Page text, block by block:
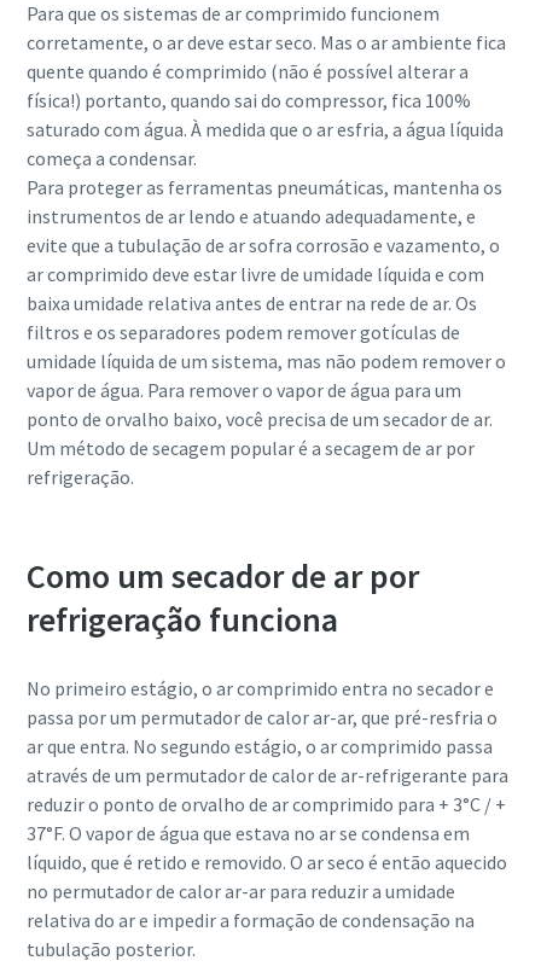
10 etapas para uma produção ecológica e mais
eficiente
Redução de carbono para produção ecológica – tudo o que
você precisa saber
Para que os sistemas de ar comprimido funcionem
corretamente, o ar deve estar seco. Mas o ar ambiente fica
quente quando é comprimido (não é possível alterar a
física!) portanto, quando sai do compressor, fica 100%
saturado com água. À medida que o ar esfria, a água líquida
começa a condensar.
Para proteger as ferramentas pneumáticas, mantenha os
instrumentos de ar lendo e atuando adequadamente, e
evite que a tubulação de ar sofra corrosão e vazamento, o
ar comprimido deve estar livre de umidade líquida e com
baixa umidade relativa antes de entrar na rede de ar. Os
filtros e os separadores podem remover gotículas de
umidade líquida de um sistema, mas não podem remover o
vapor de água. Para remover o vapor de água para um
ponto de orvalho baixo, você precisa de um secador de ar.
Um método de secagem popular é a secagem de ar por
refrigeração.
Como um secador de ar por
refrigeração funciona
No primeiro estágio, o ar comprimido entra no secador e
passa por um permutador de calor ar-ar, que pré-resfria o
ar que entra. No segundo estágio, o ar comprimido passa
através de um permutador de calor de ar-refrigerante para
reduzir o ponto de orvalho de ar comprimido para + 3°C / +
37°F. O vapor de água que estava no ar se condensa em
líquido, que é retido e removido. O ar seco é então aquecido
no permutador de calor ar-ar para reduzir a umidade
relativa do ar e impedir a formação de condensação na
tubulação posterior.